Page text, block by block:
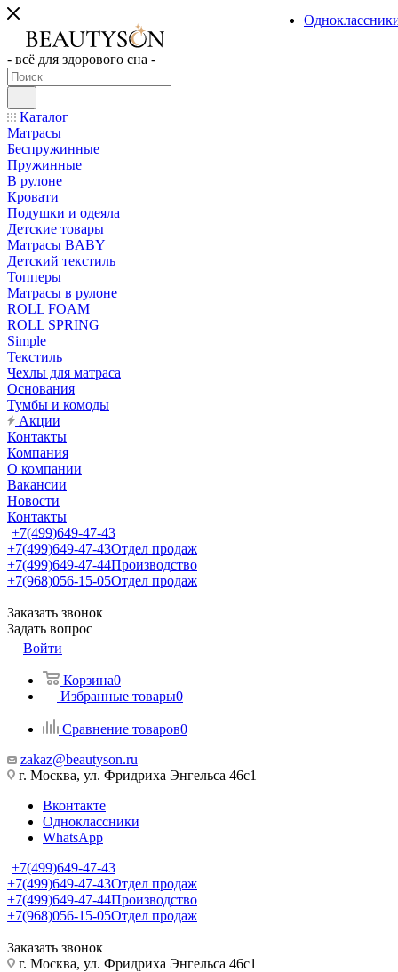
- всё для здорового сна -
Каталог
Матрасы
Беспружинные
Пружинные
В рулоне
Кровати
Подушки и одеяла
Детские товары
Матрасы BABY
Детский текстиль
Топперы
Матрасы в рулоне
ROLL FOAM
ROLL SPRING
Simple
Текстиль
Чехлы для матраса
Основания
Тумбы и комоды
Акции
Контакты
Компания
О компании
Вакансии
Новости
Контакты
+7(499)649-47-43
+7(499)649-47-43Отдел продаж
+7(499)649-47-44Производство
+7(968)056-15-05Отдел продаж
Заказать звонок
Задать вопрос
Войти
Корзина0
Избранные товары0
Сравнение товаров0
zakaz@beautyson.ru
г. Москва, ул. Фридриха Энгельса 46с1
Вконтакте
Одноклассники
WhatsApp
+7(499)649-47-43
+7(499)649-47-43Отдел продаж
+7(499)649-47-44Производство
+7(968)056-15-05Отдел продаж
Заказать звонок
г. Москва, ул. Фридриха Энгельса 46с1